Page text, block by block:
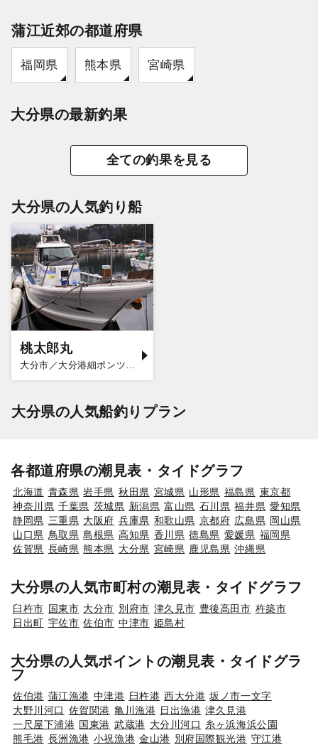
蒲江近郊の都道府県
福岡県 熊本県 宮崎県
大分県の最新釣果
全ての釣果を見る
大分県の人気釣り船
桃太郎丸
大分県の人気船釣りプラン
各都道府県の潮見表・タイドグラフ
北海道 青森県 岩手県 秋田県 宮城県 山形県 福島県 東京都
神奈川県 千葉県 茨城県 新潟県 富山県 石川県 福井県 愛知県
静岡県 三重県 大阪府 兵庫県 和歌山県 京都府 広島県 岡山県
山口県 鳥取県 島根県 高知県 香川県 徳島県 愛媛県 福岡県
佐賀県 長崎県 熊本県 大分県 宮崎県 鹿児島県 沖縄県
大分県の人気市町村の潮見表・タイドグラフ
臼杵市 国東市 大分市 別府市 津久見市 豊後高田市 杵築市
日出町 宇佐市 佐伯市 中津市 姫島村
大分県の人気ポイントの潮見表・タイドグラ
フ
佐伯港 蒲江漁港 中津港 臼杵港 西大分港 坂ノ市一文字
大野川河口 佐賀関港 亀川漁港 日出漁港 津久見港
一尺屋下浦港 国東港 武蔵港 大分川河口 糸ヶ浜海浜公園
熊毛港 長洲漁港 小祝漁港 金山港 別府国際観光港 守江港